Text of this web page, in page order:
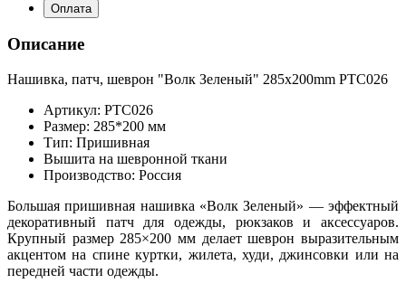
Оплата
Описание
Нашивка, патч, шеврон "Волк Зеленый" 285x200mm PTC026
Артикул: PTC026
Размер: 285*200 мм
Тип: Пришивная
Вышита на шевронной ткани
Производство: Россия
Большая пришивная нашивка «Волк Зеленый» — эффектный
декоративный патч для одежды, рюкзаков и аксессуаров.
Крупный размер 285×200 мм делает шеврон выразительным
акцентом на спине куртки, жилета, худи, джинсовки или на
передней части одежды.